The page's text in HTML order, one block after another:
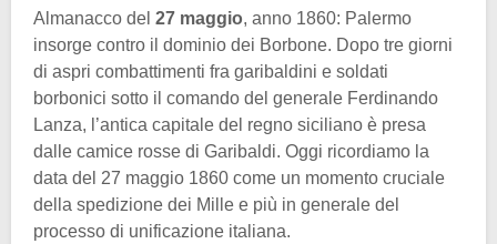
Almanacco del 27 maggio, anno 1860: Palermo
insorge contro il dominio dei Borbone. Dopo tre giorni
di aspri combattimenti fra garibaldini e soldati
borbonici sotto il comando del generale Ferdinando
Lanza, l’antica capitale del regno siciliano è presa
dalle camice rosse di Garibaldi. Oggi ricordiamo la
data del 27 maggio 1860 come un momento cruciale
della spedizione dei Mille e più in generale del
processo di unificazione italiana.